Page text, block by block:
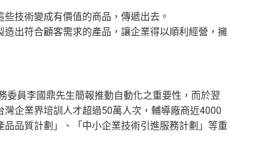
技術變成有價值的商品，傳遞出去。
出符合顧客需求的產品，讓企業得以順利經營，擁
員李國鼎先生簡報推動自動化之重要性，而於翌
企業界培訓人才超過50萬人次，輔導廠商近4000
品質計劃」、「中小企業技術引進服務計劃」等重